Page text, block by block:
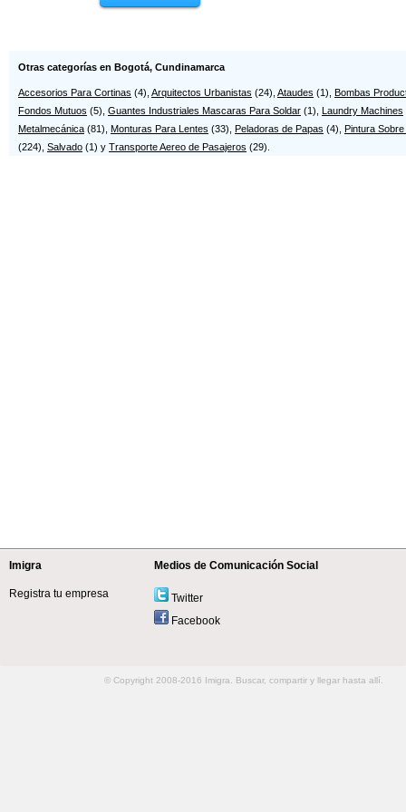
PAPELERIA MIRAMAR
CL 12 4-98
Dg28 14-39
Av5 73 B-05
Cr21 17-32 S
Cr38 97-76 L-133
Otras categorías en Bogotá, Cundinamarca
Accesorios Para Cortinas (4), Arquitectos Urbanistas (24), Ataudes (1), Bombas
Fondos Mutuos (5), Guantes Industriales Mascaras Para Soldar (1), Laundry Machines
Metalmecánica (81), Monturas Para Lentes (33), Peladoras de Papas (4), Pintura
(224), Salvado (1) y Transporte Aereo de Pasajeros (29).
Imigra
Registra tu empresa
Medios de Comunicación Social
Twitter
Facebook
© Copyright 2008-2016 Imigra. Buscar, compartir y llegar hasta allí.